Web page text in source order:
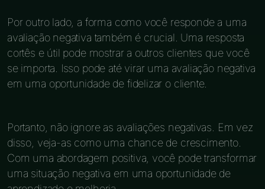
Por outro lado, a forma como você responde a uma
avaliação negativa também é crucial. Uma resposta
cortês e útil pode mostrar a outros clientes que você
se importa. Isso pode até virar uma avaliação negativa
em uma oportunidade de fidelizar o cliente.
Portanto, não ignore as avaliações negativas. Em vez
disso, veja-as como uma chance de crescimento.
Com uma abordagem positiva, você pode transformar
uma situação negativa em uma oportunidade de